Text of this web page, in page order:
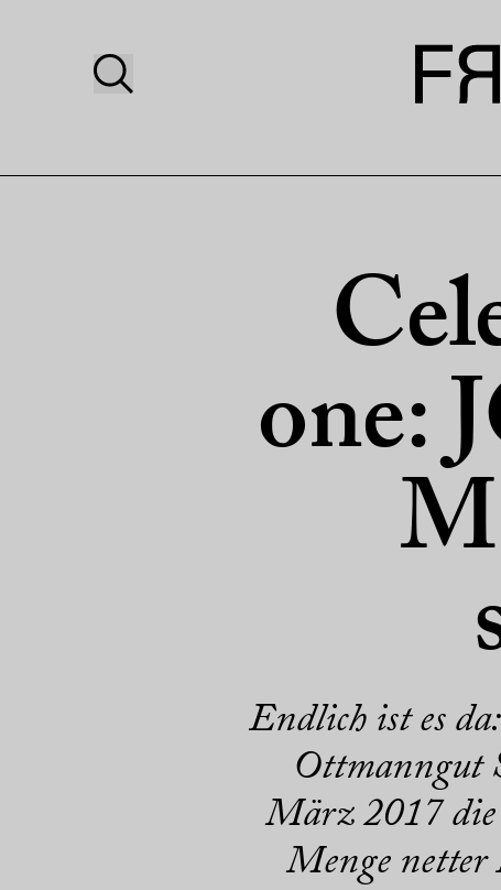
one:
Endlich ist es
Ottmanngut
März 2017 die
Menge netter